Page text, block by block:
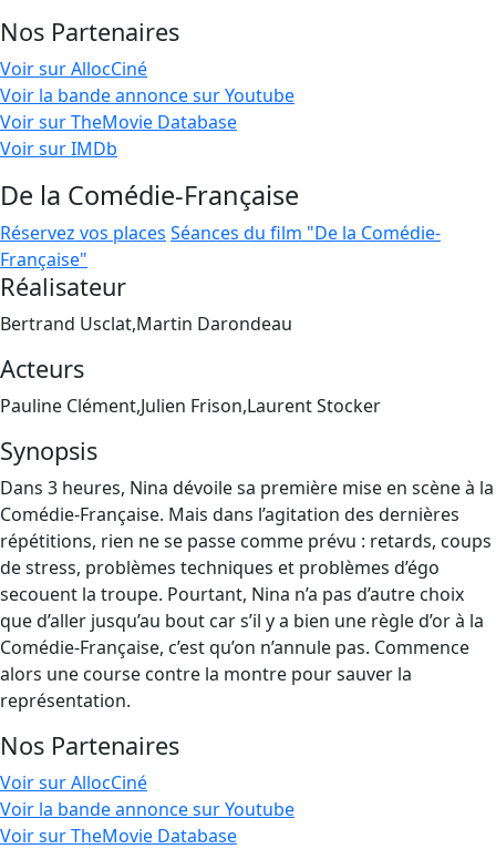
Nos Partenaires
Voir sur AllocCiné
Voir la bande annonce sur Youtube
Voir sur TheMovie Database
Voir sur IMDb
De la Comédie-Française
Réservez vos places Séances du film "De la Comédie-
Française"
Réalisateur
Bertrand Usclat,Martin Darondeau
Acteurs
Pauline Clément,Julien Frison,Laurent Stocker
Synopsis
Dans 3 heures, Nina dévoile sa première mise en scène à la
Comédie-Française. Mais dans l’agitation des dernières
répétitions, rien ne se passe comme prévu : retards, coups
de stress, problèmes techniques et problèmes d’égo
secouent la troupe. Pourtant, Nina n’a pas d’autre choix
que d’aller jusqu’au bout car s’il y a bien une règle d’or à la
Comédie-Française, c’est qu’on n’annule pas. Commence
alors une course contre la montre pour sauver la
représentation.
Nos Partenaires
Voir sur AllocCiné
Voir la bande annonce sur Youtube
Voir sur TheMovie Database